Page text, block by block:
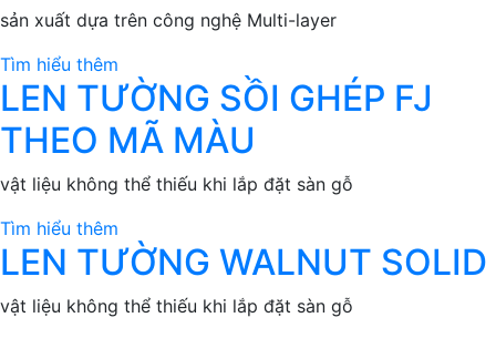
sản xuất dựa trên công nghệ Multi-layer
Tìm hiểu thêm
LEN TƯỜNG SỒI GHÉP FJ
THEO MÃ MÀU
vật liệu không thể thiếu khi lắp đặt sàn gỗ
Tìm hiểu thêm
LEN TƯỜNG WALNUT SOLID
vật liệu không thể thiếu khi lắp đặt sàn gỗ